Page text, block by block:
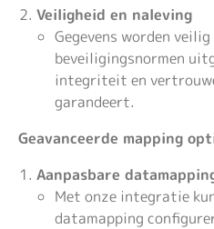
Veiligheid en naleving
Gegevens worden
beveiligingsnormen
integriteit en
garandeert.
Geavanceerde mapping
Aanpasbare
Met onze integratie
datamapping